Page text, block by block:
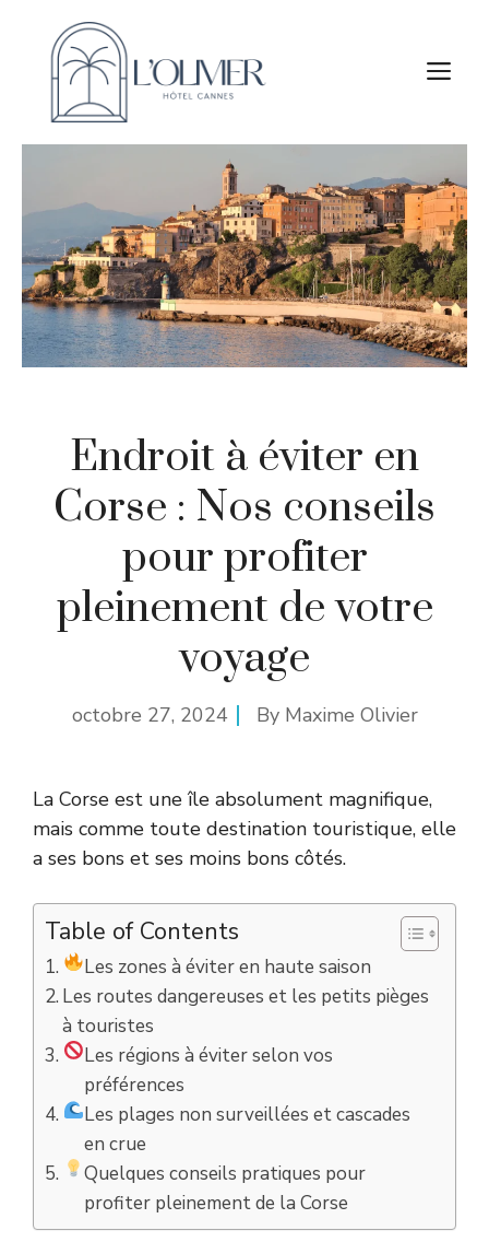
contenu
Endroit à éviter en
Corse : Nos conseils
pour profiter
pleinement de votre
voyage
octobre 27, 2024 By Maxime Olivier
La Corse est une île absolument magnifique,
mais comme toute destination touristique, elle
a ses bons et ses moins bons côtés.
Table of Contents
Les zones à éviter en haute saison
Les routes dangereuses et les petits pièges
à touristes
Les régions à éviter selon vos
préférences
Les plages non surveillées et cascades
en crue
Quelques conseils pratiques pour
profiter pleinement de la Corse